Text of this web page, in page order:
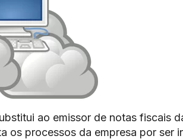
ao emissor de notas fiscais
os processos da empresa por ser